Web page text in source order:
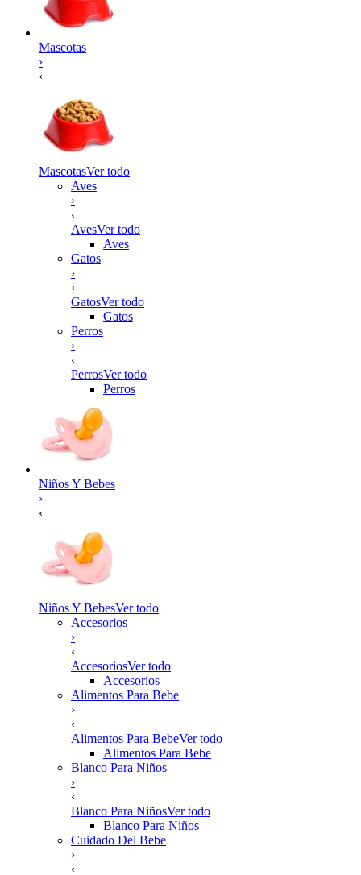
Mascotas
›
‹
MascotasVer todo
Aves
›
‹
AvesVer todo
Aves
Gatos
›
‹
GatosVer todo
Gatos
Perros
›
‹
PerrosVer todo
Perros
Niños Y Bebes
›
‹
Niños Y BebesVer todo
Accesorios
›
‹
AccesoriosVer todo
Accesorios
Alimentos Para Bebe
›
‹
Alimentos Para BebeVer todo
Alimentos Para Bebe
Blanco Para Niños
›
‹
Blanco Para NiñosVer todo
Blanco Para Niños
Cuidado Del Bebe
›
‹